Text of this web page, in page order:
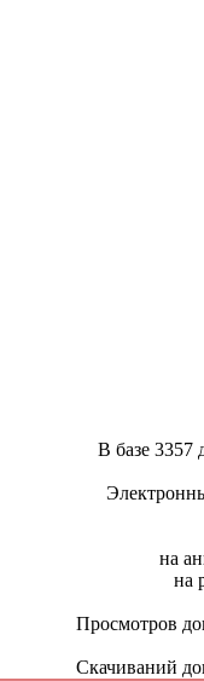
В базе 3357
на
на
Просмотров
Скачиваний